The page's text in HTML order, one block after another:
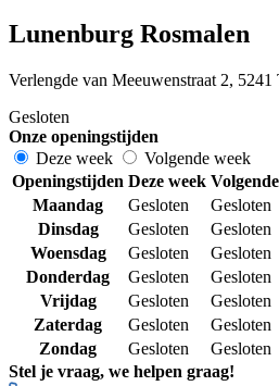
Lunenburg Rosmalen
Verlengde van Meeuwenstraat 2, 5241
Gesloten
Onze openingstijden
Deze week
Volgende week
Openingstijden Deze week
Maandag
Gesloten
Gesloten
Dinsdag
Gesloten
Gesloten
Woensdag
Gesloten
Gesloten
Donderdag
Gesloten
Gesloten
Vrijdag
Gesloten
Gesloten
Zaterdag
Gesloten
Gesloten
Zondag
Gesloten
Gesloten
Stel je vraag, we helpen graag!